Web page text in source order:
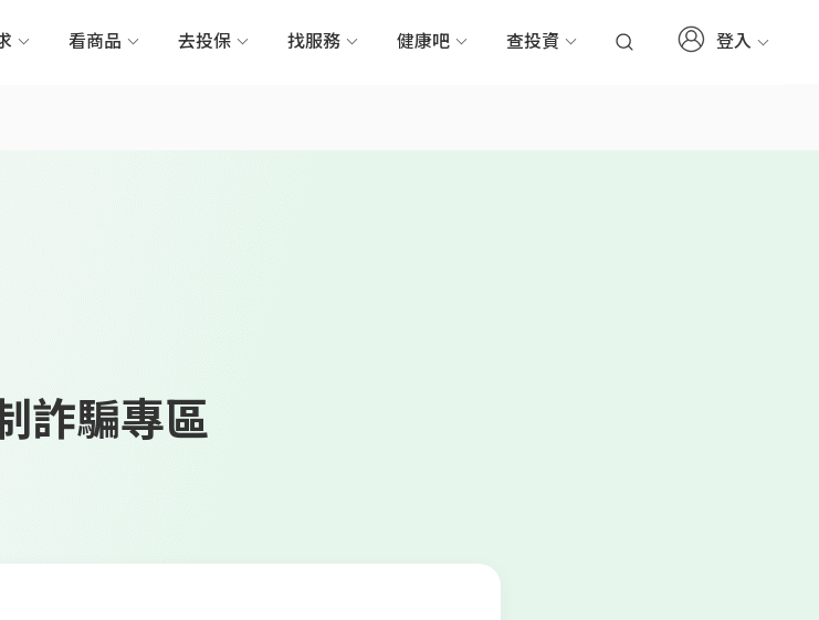
看商品 去投保 找服務 健康吧 查投資 登入
詐騙專區